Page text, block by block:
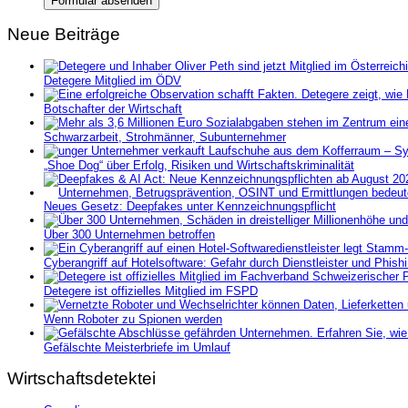
Neue Beiträge
Detegere Mitglied im ÖDV
Botschafter der Wirtschaft
Schwarzarbeit, Strohmänner, Subunternehmer
„Shoe Dog“ über Erfolg, Risiken und Wirtschaftskriminalität
Neues Gesetz: Deepfakes unter Kennzeichnungspflicht
Über 300 Unternehmen betroffen
Cyberangriff auf Hotelsoftware: Gefahr durch Dienstleister und
Detegere ist offizielles Mitglied im FSPD
Wenn Roboter zu Spionen werden
Gefälschte Meisterbriefe im Umlauf
Wirtschaftsdetektei